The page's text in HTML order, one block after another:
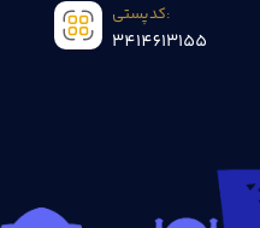
کدپستی:
3414613155